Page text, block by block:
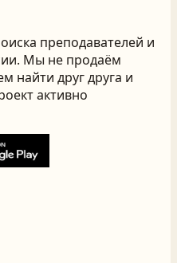
преподавателей и
. Мы не продаём
найти друг друга и
активно